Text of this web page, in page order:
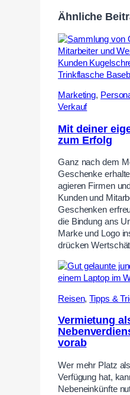
Ähnliche
Marketing,
Verkauf
Mit deiner
zum Erfolg
Ganz nach dem
Geschenke
agieren Firmen
Kunden und
Geschenken
die Bindung ans
Marke und Logo
drücken
Reisen,Tipps &
Vermietung
vorab
Wer mehr Platz
Verfügung hat,
Nebeneinkünfte